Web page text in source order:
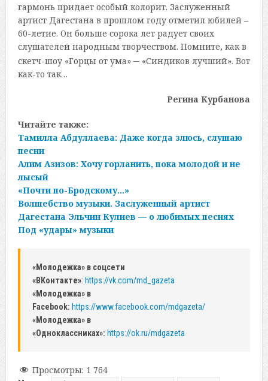
гармонь придает особый колорит. Заслуженный
артист Дагестана в прошлом году отметил юбилей –
60-летие. Он больше сорока лет радует своих
слушателей народным творчеством. Помните, как в
скетч-шоу «Горцы от ума» –«Синдиков лучший». Вот
как-то так…
Регина Курбанова
Читайте также:
Тамилла Абдуллаева: Даже когда злюсь, слушаю
песни
Алим Азизов: Хочу горланить, пока молодой и не
лысый
«Почти по-Бродскому…»
Волшебство музыки. Заслуженный артист
Дагестана Эльчин Кулиев — о любимых песнях
Под «удары» музыки
«Молодежка» в соцсети
«ВКонтакте»: https://vk.com/md_gazeta
«Молодежка» в
Facebook: https://www.facebook.com/mdgazeta/
«Молодежка» в
«Одноклассниках»: https://ok.ru/mdgazeta
Просмотры: 1 764